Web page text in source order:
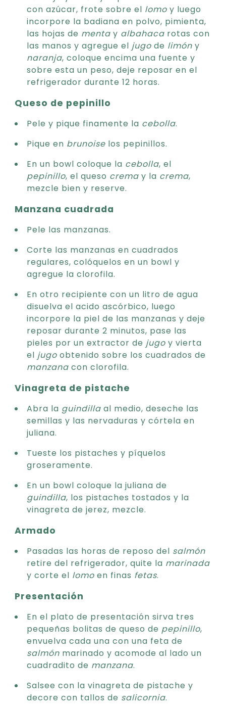
con azúcar, frote sobre el lomo y luego
incorpore la badiana en polvo, pimienta,
las hojas de menta y albahaca rotas con
las manos y agregue el jugo de limón y
naranja, coloque encima una fuente y
sobre esta un peso, deje reposar en el
refrigerador durante 12 horas.
Queso de pepinillo
Pele y pique finamente la cebolla.
Pique en brunoise los pepinillos.
En un bowl coloque la cebolla, el
pepinillo, el queso crema y la crema,
mezcle bien y reserve.
Manzana cuadrada
Pele las manzanas.
Corte las manzanas en cuadrados
regulares, colóquelos en un bowl y
agregue la clorofila.
En otro recipiente con un litro de agua
disuelva el acido ascórbico, luego
incorpore la piel de las manzanas y deje
reposar durante 2 minutos, pase las
pieles por un extractor de jugo y vierta
el jugo obtenido sobre los cuadrados de
manzana con clorofila.
Vinagreta de pistache
Abra la guindilla al medio, deseche las
semillas y las nervaduras y córtela en
juliana.
Tueste los pistaches y píquelos
groseramente.
En un bowl coloque la juliana de
guindilla, los pistaches tostados y la
vinagreta de jerez, mezcle.
Armado
Pasadas las horas de reposo del salmón
retire del refrigerador, quite la marinada
y corte el lomo en finas fetas.
Presentación
En el plato de presentación sirva tres
pequeñas bolitas de queso de pepinillo,
envuelva cada una con una feta de
salmón marinado y acomode al lado un
cuadradito de manzana.
Salsee con la vinagreta de pistache y
decore con tallos de salicornia.